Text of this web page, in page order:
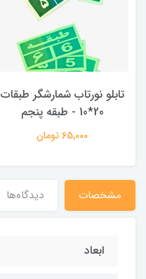
تابلو نورتاب شمارشگر طبقات
20*10 - طبقه پنجم
65,000 تومان
مشخصات دیدگاه‌ها
ابعاد